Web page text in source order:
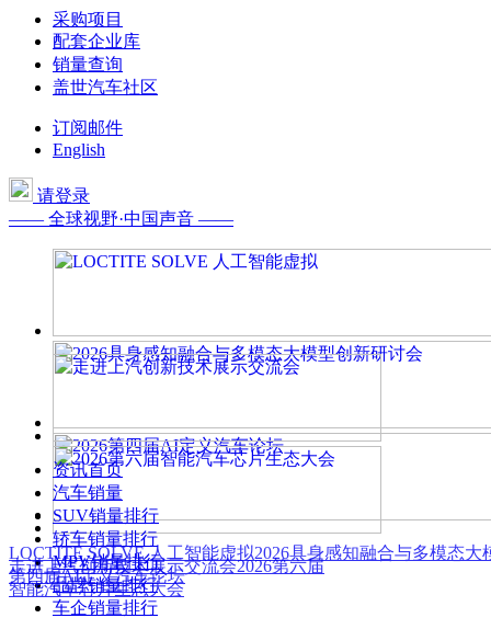
采购项目
配套企业库
销量查询
盖世汽车社区
订阅邮件
English
请登录
—— 全球视野·中国声音 ——
LOCTITE SOLVE 人工智能虚拟2026具身感知融合与多模态大
第四届AI定义汽车论坛
走进上汽创新技术展示交流会2026第六届
智能汽车芯片生态大会
资讯首页
汽车销量
SUV销量排行
轿车销量排行
MPV销量排行
品牌销量排行
车企销量排行